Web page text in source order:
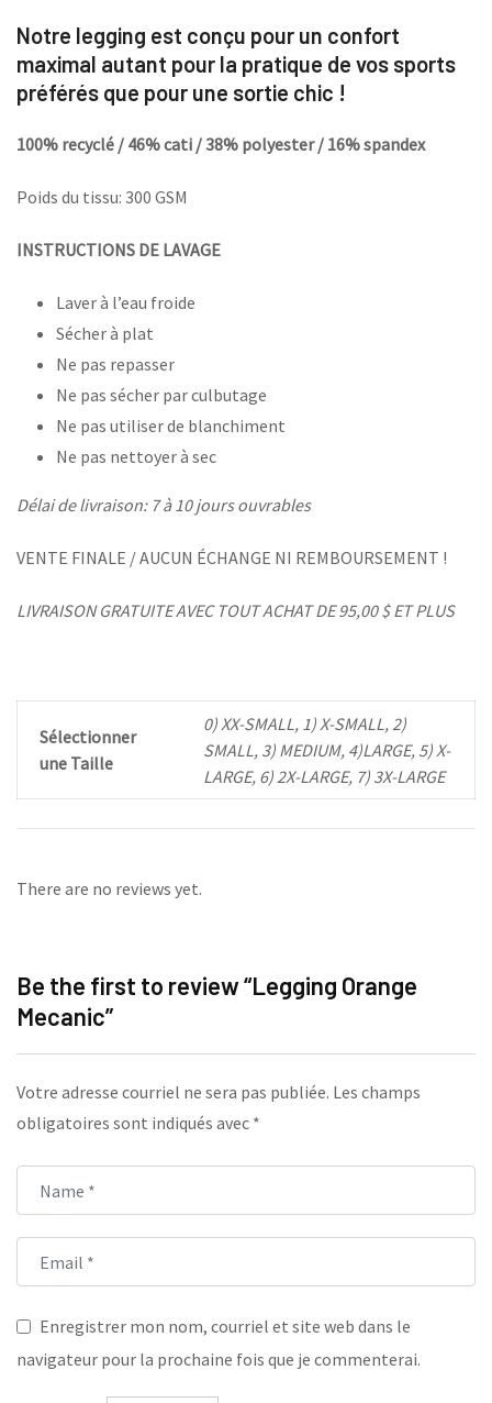
Notre legging est conçu pour un confort
maximal autant pour la pratique de vos sports
préférés que pour une sortie chic !
100% recyclé / 46% cati / 38% polyester / 16% spandex
Poids du tissu: 300 GSM
INSTRUCTIONS DE LAVAGE
Laver à l’eau froide
Sécher à plat
Ne pas repasser
Ne pas sécher par culbutage
Ne pas utiliser de blanchiment
Ne pas nettoyer à sec
Délai de livraison: 7 à 10 jours ouvrables
VENTE FINALE / AUCUN ÉCHANGE NI REMBOURSEMENT !
LIVRAISON GRATUITE AVEC TOUT ACHAT DE 95,00 $ ET PLUS
Sélectionner
une Taille
0) XX-SMALL, 1) X-SMALL, 2)
SMALL, 3) MEDIUM, 4)LARGE, 5) X-
LARGE, 6) 2X-LARGE, 7) 3X-LARGE
There are no reviews yet.
Be the first to review “Legging Orange
Mecanic”
Votre adresse courriel ne sera pas publiée. Les champs
obligatoires sont indiqués avec *
Enregistrer mon nom, courriel et site web dans le
navigateur pour la prochaine fois que je commenterai.